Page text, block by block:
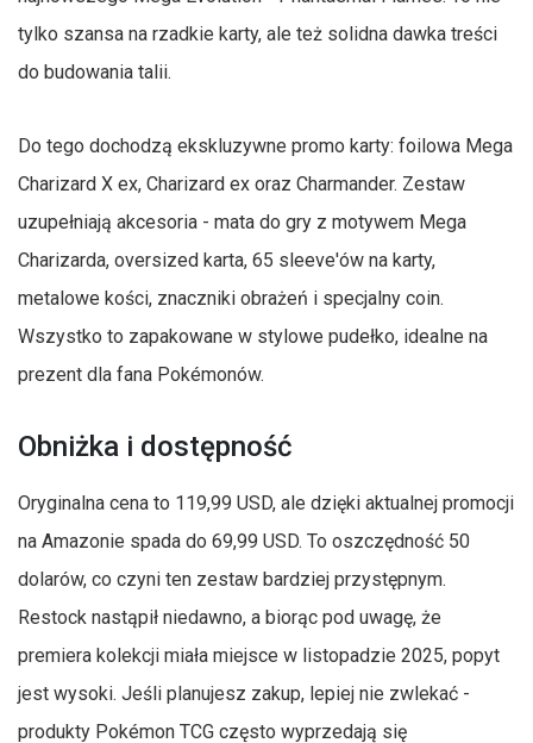
tylko szansa na rzadkie karty, ale też solidna dawka treści
do budowania talii.
Do tego dochodzą ekskluzywne promo karty: foilowa Mega
Charizard X ex, Charizard ex oraz Charmander. Zestaw
uzupełniają akcesoria - mata do gry z motywem Mega
Charizarda, oversized karta, 65 sleeve'ów na karty,
metalowe kości, znaczniki obrażeń i specjalny coin.
Wszystko to zapakowane w stylowe pudełko, idealne na
prezent dla fana Pokémonów.
Obniżka i dostępność
Oryginalna cena to 119,99 USD, ale dzięki aktualnej promocji
na Amazonie spada do 69,99 USD. To oszczędność 50
dolarów, co czyni ten zestaw bardziej przystępnym.
Restock nastąpił niedawno, a biorąc pod uwagę, że
premiera kolekcji miała miejsce w listopadzie 2025, popyt
jest wysoki. Jeśli planujesz zakup, lepiej nie zwlekać -
produkty Pokémon TCG często wyprzedają się